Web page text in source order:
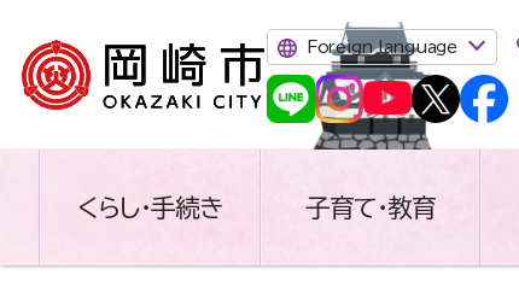
Foreign language
くらし・手続き 子育て・教育